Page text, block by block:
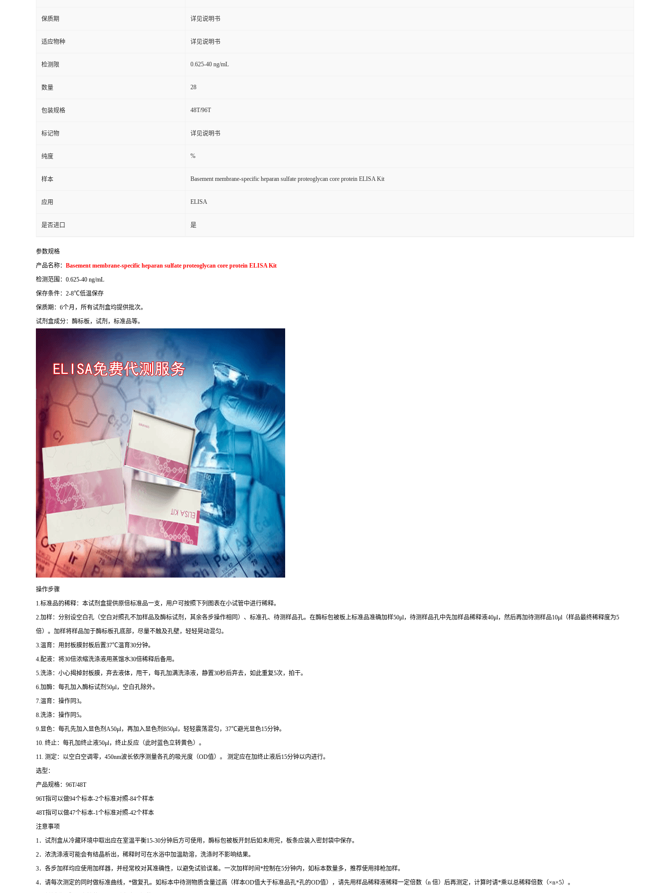
保质期 详见说明书
适应物种 详见说明书
检测限 0.625-40 ng/mL
数量 28
包装规格 48T/96T
标记物 详见说明书
纯度 %
样本 Basement membrane-specific heparan sulfate proteoglycan core protein ELISA Kit
应用 ELISA
是否进口 是
参数规格
产品名称： Basement membrane-specific heparan sulfate proteoglycan core protein ELISA Kit
检测范围： 0.625-40 ng/mL
保存条件： 2-8℃低温保存
保质期： 6个月，所有试剂盒均提供批次。
试剂盒成分：酶标板，试剂，标准品等。
操作步骤
1. 标准品的稀释：本试剂盒提供原倍标准品一支，用户可按照下列图表在小试管中进行稀释。
2. 加样：分别设空白孔（空白对照孔不加样品及酶标试剂，其余各步操作相同）、标准孔、待测样品孔。在酶标包被板上标准品准确加样50μl，待测样品孔中先加样品稀释液40μl，然后再加待测样品10μl （样品最终稀释度为5
倍）。加样将样品加于酶标板孔底部，尽量不触及孔壁，轻轻晃动混匀。
3. 温育：用封板膜封板后置37℃温育30分钟。
4. 配液：将30倍浓缩洗涤液用蒸馏水30倍稀释后备用。
5. 洗涤：小心揭掉封板膜，弃去液体，甩干，每孔加满洗涤液，静置30秒后弃去，如此重复5次，拍干。
6. 加酶：每孔加入酶标试剂 50μl，空白孔除外。
7. 温育：操作同3。
8. 洗涤：操作同5。
9. 显色：每孔先加入显色剂 A50μl，再加入显色剂 B50μl，轻轻震荡混匀， 37℃避光显色15分钟。
10. 终止：每孔加终止液50μl，终止反应（此时蓝色立转黄色）。
11. 测定：以空白空调零， 450nm波长依序测量各孔的吸光度（OD值）。 测定应在加终止液后15分钟以内进行。
选型：
产品规格： 96T/48T
96T指可以做94个标本-2个标准对照-84个样本
48T指可以做47个标本-1个标准对照-42个样本
注意事项
1 ．试剂盒从冷藏环境中取出应在室温平衡15-30分钟后方可使用，酶标包被板开封后如未用完，板条应装入密封袋中保存。
2．浓洗涤液可能会有结晶析出，稀释时可在水浴中加温助溶，洗涤时不影响结果。
3．各步加样均应使用加样器，并经常校对其准确性，以避免试验误差。一次加样时间*控制在5分钟内，如标本数量多，推荐使用排枪加样。
4．请每次测定的同时做标准曲线， *做复孔。如标本中待测物质含量过高（样本OD值大于标准品孔*孔的OD值），请先用样品稀释液稀释一定倍数（n 倍）后再测定，计算时请*乘以总稀释倍数（×n×5）。